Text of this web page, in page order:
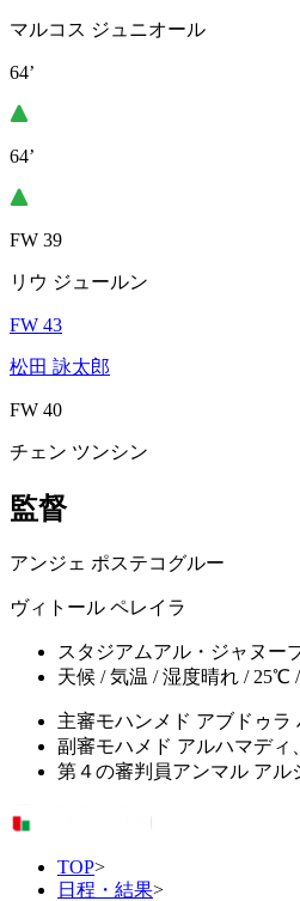
マルコス ジュニオール
64’
64’
FW 39
リウ ジュールン
FW 43
松田 詠太郎
FW 40
チェン ツンシン
監督
アンジェ ポステコグルー
ヴィトール ペレイラ
スタジアムアル・ジャヌー
天候 / 気温 / 湿度晴れ / 25℃
主審モハンメド アブドゥラ
副審モハメド アルハマディ
第４の審判員アンマル アル
TOP>
日程・結果>